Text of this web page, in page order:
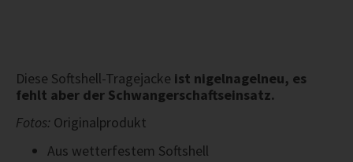
Diese Softshell-Tragejacke ist nigelnagelneu, es
fehlt aber der Schwangerschaftseinsatz.
Fotos: Originalprodukt
Aus wetterfestem Softshell